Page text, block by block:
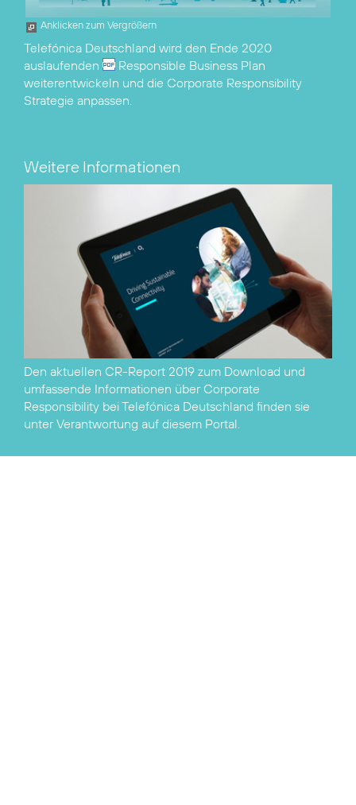
Anklicken zum Vergrößern
Telefónica Deutschland wird den Ende 2020
auslaufenden
Responsible Business Plan
weiterentwickeln und die Corporate Responsibility
Strategie anpassen.
Weitere Informationen
Den aktuellen CR-Report 2019 zum Download und
umfassende Informationen über Corporate
Responsibility bei Telefónica Deutschland finden sie
unterVerantwortung auf diesem Portal.